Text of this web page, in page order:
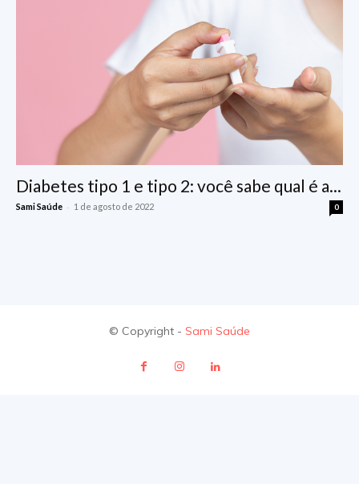
Diabetes tipo 1 e tipo 2: você sabe qual é a...
Sami Saúde - 1 de agosto de 2022 0
© Copyright - Sami Saúde